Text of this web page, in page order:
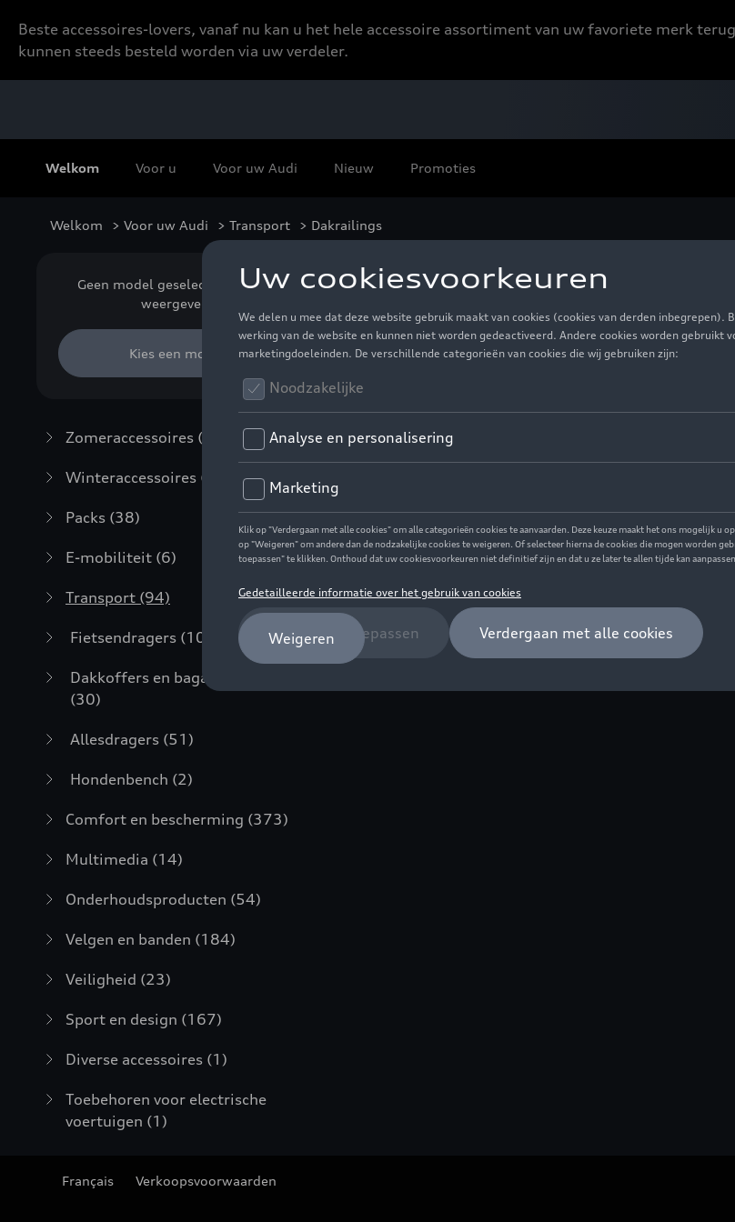
Beste accessoires-lovers, vanaf nu kan u het hele accessoire assortiment van uw favoriete merk
kunnen steeds besteld worden via uw verdeler.
Welkom Voor u Voor uw Audi Nieuw Promoties
Welkom > Voor uw Audi > Transport > Dakrailings
Geen model geselecteerd (Alles
weergeven)
Kies een model
Zomeraccessoires (7)
Winteraccessoires (20)
Packs (38)
E-mobiliteit (6)
Transport (94)
Fietsendragers (10)
Dakkoffers en bagagerekken
(30)
Allesdragers (51)
Hondenbench (2)
Comfort en bescherming (373)
Multimedia (14)
Onderhoudsproducten (54)
Velgen en banden (184)
Veiligheid (23)
Sport en design (167)
Diverse accessoires (1)
Toebehoren voor electrische
voertuigen (1)
Dakrailings
Français Verkoopsvoorwaarden